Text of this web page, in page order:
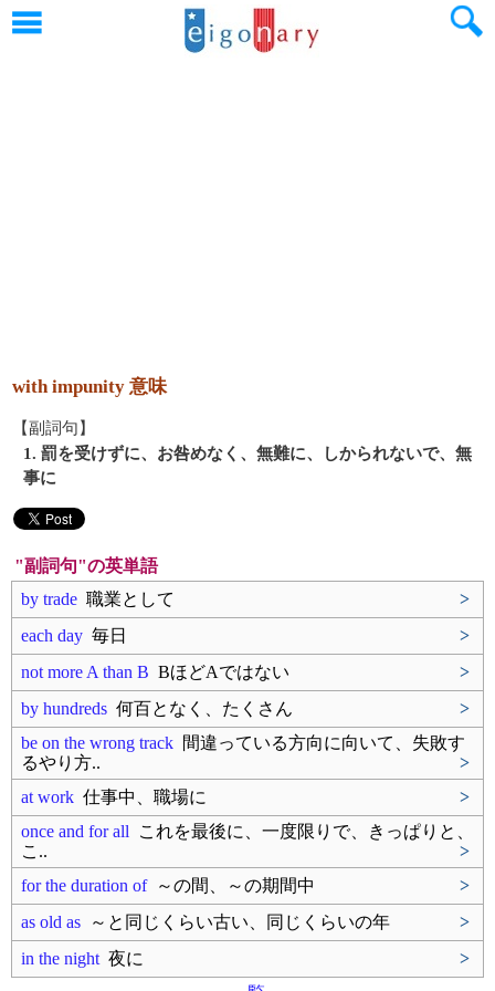
with impunity 意味
【副詞句】
1. 罰を受けずに、お咎めなく、無難に、しかられないで、無
事に
"副詞句"の英単語
by trade 職業として
>
each day 毎日
>
not more A than B BほどAではない
>
by hundreds 何百となく、たくさん
>
be on the wrong track 間違っている方向に向いて、失敗す
るやり方..
>
at work 仕事中、職場に
>
once and for all これを最後に、一度限りで、きっぱりと、
こ..
>
for the duration of～の間、～の期間中
>
as old as ～と同じくらい古い、同じくらいの年
>
in the night 夜に
>